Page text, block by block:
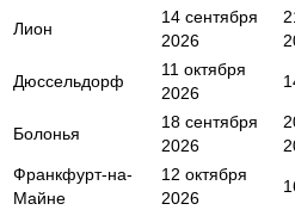
Лион
14 сентября
2026
Дюссельдорф
11 октября
2026
Болонья
18 сентября
2026
Франкфурт-на-
Майне
12 октября
2026